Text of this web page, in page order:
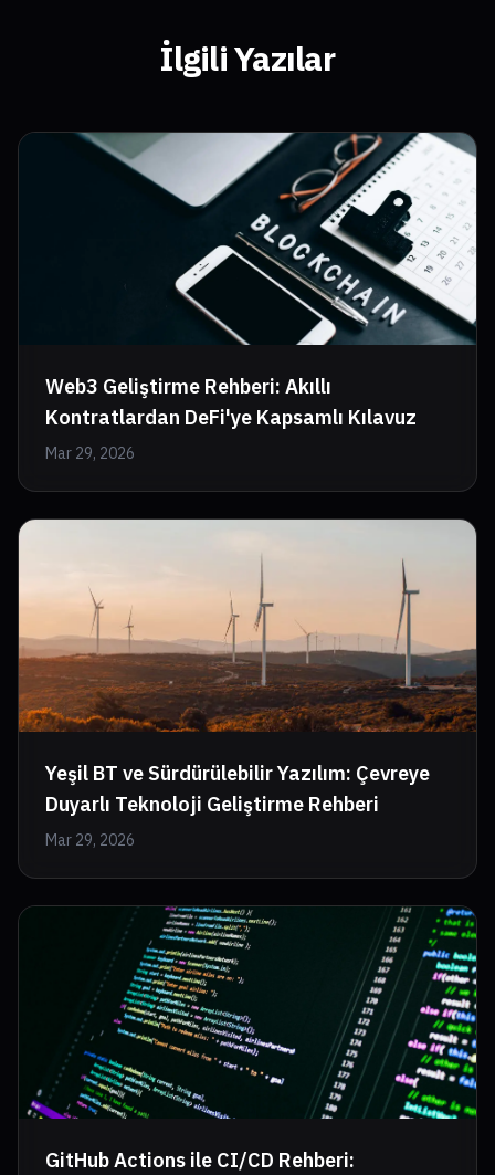
İlgili Yazılar
Web3 Geliştirme Rehberi: Akıllı
Kontratlardan DeFi'ye Kapsamlı Kılavuz
Mar 29, 2026
Yeşil BT ve Sürdürülebilir Yazılım: Çevreye
Duyarlı Teknoloji Geliştirme Rehberi
Mar 29, 2026
GitHub Actions ile CI/CD Rehberi: